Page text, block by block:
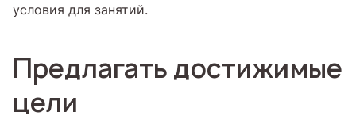
условия для занятий.
Предлагать достижимые
цели